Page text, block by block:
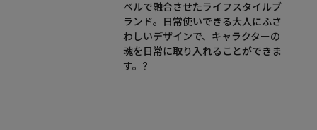
ベルで融合させたライフスタイルブ
ランド。日常使いできる大人にふさ
わしいデザインで、キャラクターの
魂を日常に取り入れることができま
す。?